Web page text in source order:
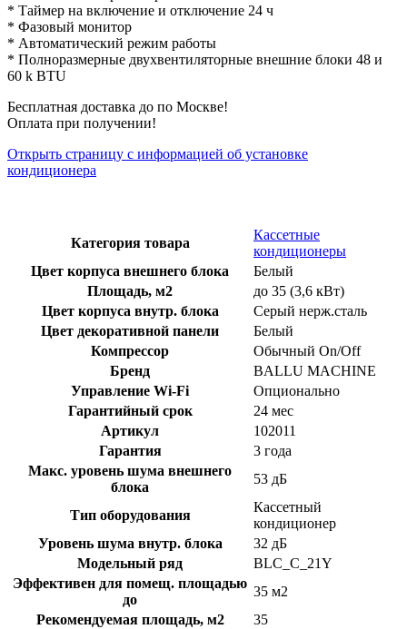
* Таймер на включение и отключение 24 ч
* Фазовый монитор
* Автоматический режим работы
* Полноразмерные двухвентиляторные внешние блоки 48 и
60 k BTU
Бесплатная доставка до по Москве!
Оплата при получении!
Открыть страницу с информацией об установке
кондиционера
Категория товара
Кассетные
кондиционеры
Цвет корпуса внешнего блока
Белый
Площадь, м2
до 35 (3,6 кВт)
Цвет корпуса внутр. блока
Серый нерж.сталь
Цвет декоративной панели
Белый
Компрессор
Обычный On/Off
Бренд
BALLU MACHINE
Управление Wi-Fi
Опционально
Гарантийный срок
24 мес
Артикул
102011
Гарантия
3 года
Макс. уровень шума внешнего
блока
53 дБ
Тип оборудования
Кассетный
кондиционер
Уровень шума внутр. блока
32 дБ
Модельный ряд
BLC_C_21Y
Эффективен для помещ. площадью
до
35 м2
Рекомендуемая площадь, м2
35